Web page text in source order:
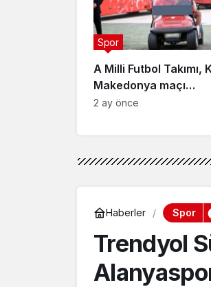
A Milli Futbol Takımı,
Makedonya maçı
hazırlıklarını tamamladı
Spor
2 ay önce
Haberler Spor
Trendyol